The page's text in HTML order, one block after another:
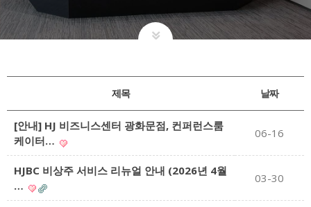
제목 날짜
[안내] HJ 비즈니스센터 광화문점, 컨퍼런스룸
케이터…
06-16
HJBC 비상주 서비스 리뉴얼 안내 (2026년 4월
…
03-30